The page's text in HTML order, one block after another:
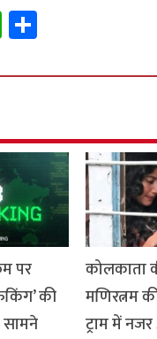
W
h
at
p
p
S
h
ar
पर
की
कोलकाता
मणिरत्नम
ट्राम में